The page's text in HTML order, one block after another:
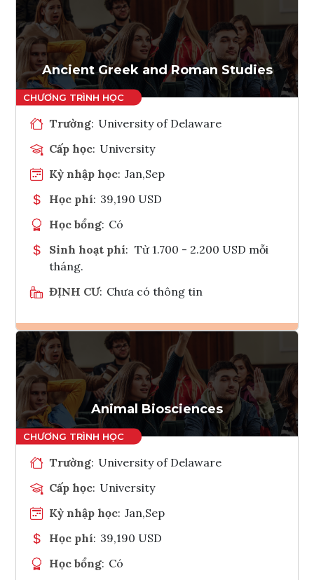
Ghi danh
Tham vấn Interlink
Ancient Greek and Roman Studies
Trường: University of Delaware
Cấp học: University
Kỳ nhập học: Jan,Sep
Học phí: 39,190 USD
Học bổng: Có
Sinh hoạt phí: Từ 1.700 - 2.200 USD mỗi
tháng.
ĐỊNH CƯ: Chưa có thông tin
Ghi danh
Tham vấn Interlink
Animal Biosciences
Trường: University of Delaware
Cấp học: University
Kỳ nhập học: Jan,Sep
Học phí: 39,190 USD
Học bổng: Có